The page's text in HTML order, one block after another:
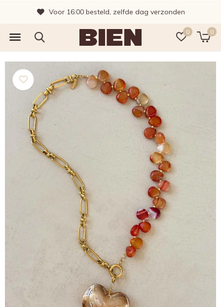
0 0
Voor 16:00 besteld, zelfde dag verzonden